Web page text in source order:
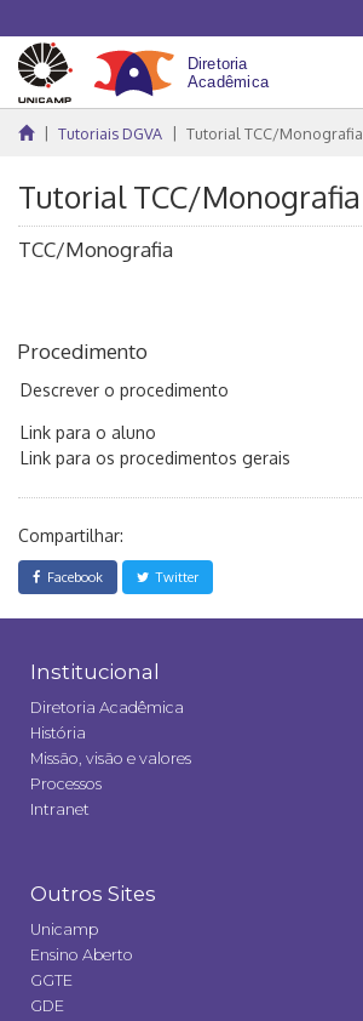
Tutoriais DGVA Tutorial TCC/Monografia
Tutorial TCC/Monografia
TCC/Monografia
Procedimento
Descrever o procedimento
Link para o aluno
Link para os procedimentos gerais
Compartilhar:
Facebook Twitter
Institucional
Diretoria Acadêmica
História
Missão, visão e valores
Processos
Intranet
Outros Sites
Unicamp
Ensino Aberto
GGTE
GDE